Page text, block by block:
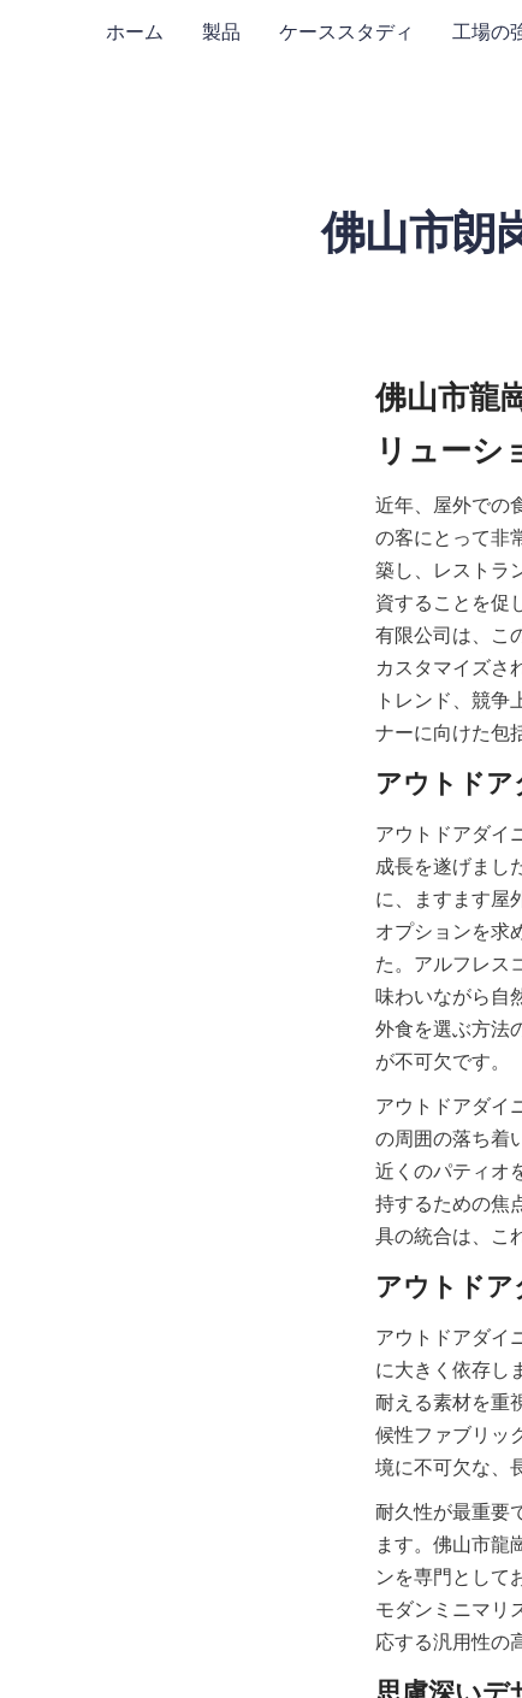
ホーム 製品 ケーススタディ 工場の
佛山市朗
佛山市龍
近年、屋外での
の客にとって非
築し、レストラ
資することを促
有限公司は、こ
カスタマイズさ
トレンド、競
ナーに向けた包
アウトドアダイ
成長を遂げまし
に、ますます屋
オプションを求
た。アルフレス
味わいながら自
外食を選ぶ方法
が不可欠です。
アウトドアダイ
の周囲の落ち着
近くのパティオ
持するための焦
具の統合は、こ
アウトドアダイ
に大きく依存し
耐える素材を重
候性ファブリッ
耐久性が最重要
ます。佛山市龍
ンを専門として
モダンミニマリ